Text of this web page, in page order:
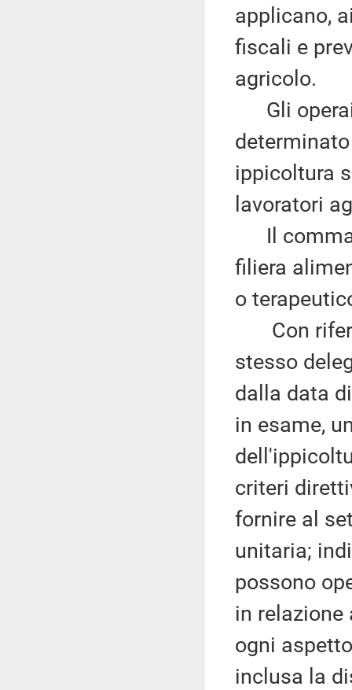
applicano,
fiscali e
agricolo.
Gli operai
ippicoltura
lavoratori
Il comma
filiera
o
Con
stesso
dalla data
in esame,
criteri
fornire al
unitaria;
possono
in
ogni
inclusa la